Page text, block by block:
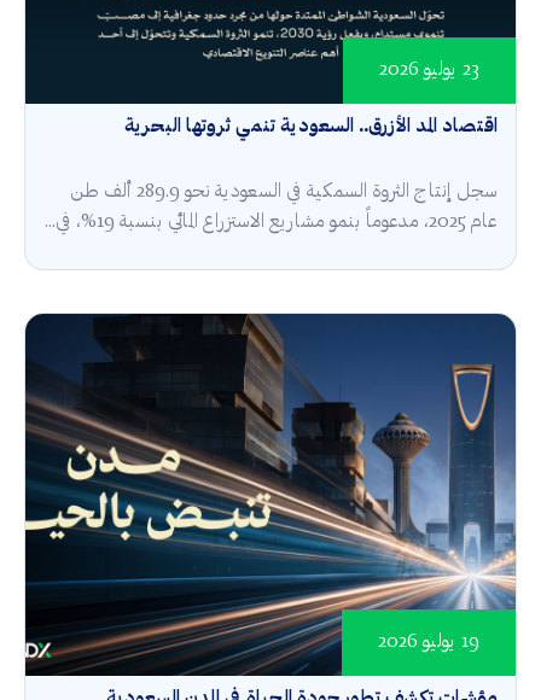
اقتصاد المد الأزرق.. السعودية تنمي ثروتها البحرية
23 يوليو 2026
سجل إنتاج الثروة السمكية في السعودية نحو 289.9 ألف طن
عام 2025، مدعوماً بنمو مشاريع الاستزراع المائي بنسبة 19%، في...
19 يوليو 2026